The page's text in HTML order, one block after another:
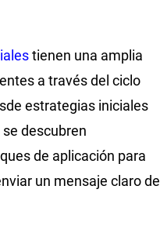
tienen una amplia
a través del ciclo
estrategias iniciales
descubren
de aplicación para
un mensaje claro de